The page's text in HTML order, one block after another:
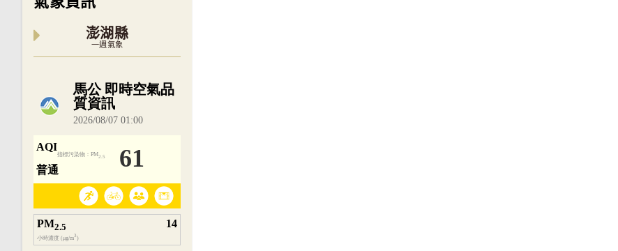
澎湖縣
一週氣象
內嵌空氣品質小工具為視覺預覽，完整即時空氣品質資料請開啟